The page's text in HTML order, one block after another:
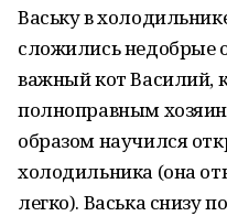
Ваську в
сложились недобрые
важный кот Василий,
полноправным
образом научился
холодильника (она
легко). Васька снизу